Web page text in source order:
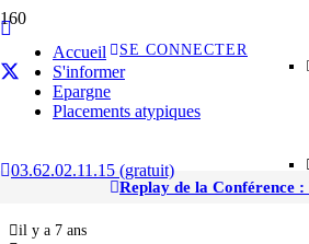
SE CONNECTER
03.62.02.11.15 (gratuit)
Replay de la Conférence
Accueil
S'informer
Epargne
Placements atypiques
Le site B&G INVEST
il y a 7 ans